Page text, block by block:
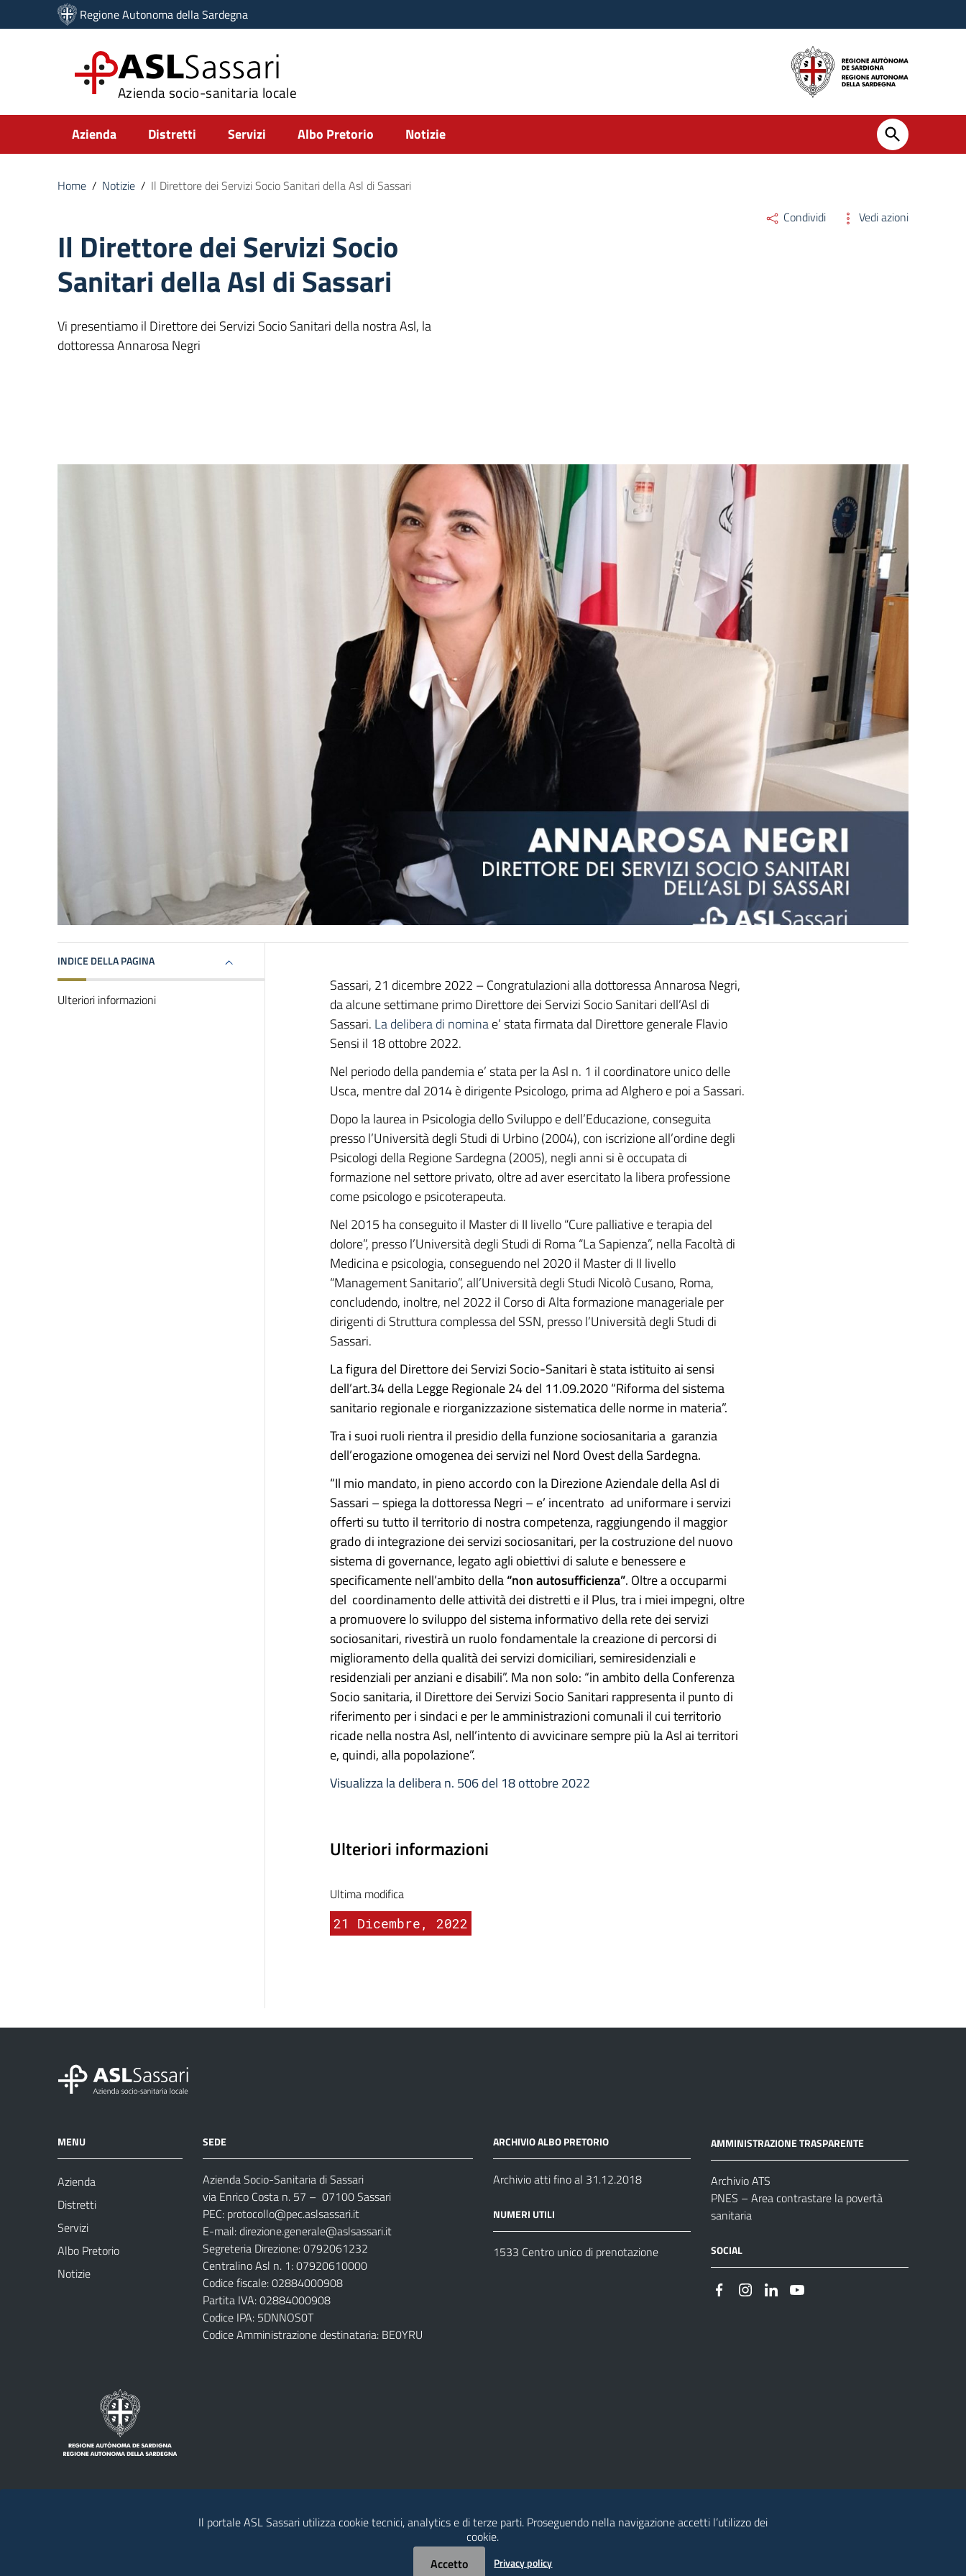
Vai ai contenuti
Vai al menu di navigazione
Regione Autonoma della Sardegna
ASLSassari
Azienda socio-sanitaria locale
Submenu
Azienda Distretti Servizi Albo Pretorio Notizie
Home / Notizie / Il Direttore dei Servizi Socio Sanitari della Asl di Sassari
Il Direttore dei Servizi Socio
Sanitari della Asl di Sassari
Vi presentiamo il Direttore dei Servizi Socio Sanitari della nostra Asl, la
dottoressa Annarosa Negri
Condividi Vedi azioni
INDICE DELLA PAGINA
Ulteriori informazioni
Sassari, 21 dicembre 2022 – Congratulazioni alla dottoressa Annarosa Negri,
da alcune settimane primo Direttore dei Servizi Socio Sanitari dell’Asl di
Sassari. La delibera di nominae’ stata firmata dal Direttore generale Flavio
Sensi il 18 ottobre 2022.
Nel periodo della pandemia e’ stata per la Asl n. 1 il coordinatore unico delle
Usca, mentre dal 2014 è dirigente Psicologo, prima ad Alghero e poi a Sassari.
Dopo la laurea in Psicologia dello Sviluppo e dell’Educazione, conseguita
presso l’Università degli Studi di Urbino (2004), con iscrizione all’ordine degli
Psicologi della Regione Sardegna (2005), negli anni si è occupata di
formazione nel settore privato, oltre ad aver esercitato la libera professione
come psicologo e psicoterapeuta.
Nel 2015 ha conseguito il Master di II livello “Cure palliative e terapia del
dolore”, presso l’Università degli Studi di Roma “La Sapienza”, nella Facoltà di
Medicina e psicologia, conseguendo nel 2020 il Master di II livello
“Management Sanitario”, all’Università degli Studi Nicolò Cusano, Roma,
concludendo, inoltre, nel 2022 il Corso di Alta formazione manageriale per
dirigenti di Struttura complessa del SSN, presso l’Università degli Studi di
Sassari.
La figura del Direttore dei Servizi Socio-Sanitari è stata istituito ai sensi
dell’art.34 della Legge Regionale 24 del 11.09.2020 “Riforma del sistema
sanitario regionale e riorganizzazione sistematica delle norme in materia”.
Tra i suoi ruoli rientra il presidio della funzione sociosanitaria a garanzia
dell’erogazione omogenea dei servizi nel Nord Ovest della Sardegna.
“Il mio mandato, in pieno accordo con la Direzione Aziendale della Asl di
Sassari – spiega la dottoressa Negri – e’ incentrato ad uniformare i servizi
offerti su tutto il territorio di nostra competenza, raggiungendo il maggior
grado di integrazione dei servizi sociosanitari, per la costruzione del nuovo
sistema di governance, legato agli obiettivi di salute e benessere e
specificamente nell’ambito della“non autosufficienza”. Oltre a occuparmi
del coordinamento delle attività dei distretti e il Plus, tra i miei impegni, oltre
a promuovere lo sviluppo del sistema informativo della rete dei servizi
sociosanitari, rivestirà un ruolo fondamentale la creazione di percorsi di
miglioramento della qualità dei servizi domiciliari, semiresidenziali e
residenziali per anziani e disabili”. Ma non solo: “in ambito della Conferenza
Socio sanitaria, il Direttore dei Servizi Socio Sanitari rappresenta il punto di
riferimento per i sindaci e per le amministrazioni comunali il cui territorio
ricade nella nostra Asl, nell’intento di avvicinare sempre più la Asl ai territori
e, quindi, alla popolazione”.
Visualizza la delibera n. 506 del 18 ottobre 2022
Ulteriori informazioni
Ultima modifica
21 Dicembre, 2022
MENU
Azienda
Distretti
Servizi
Albo Pretorio
Notizie
SEDE
Azienda Socio-Sanitaria di Sassari
via Enrico Costa n. 57 – 07100 Sassari
PEC: protocollo@pec.aslsassari.it
E-mail:direzione.generale@aslsassari.it
Segreteria Direzione: 0792061232
Centralino Asl n. 1: 07920610000
Codice fiscale: 02884000908
Partita IVA: 02884000908
Codice IPA: 5DNNOS0T
Codice Amministrazione destinataria: BE0YRU
ARCHIVIO ALBO PRETORIO
Archivio atti fino al 31.12.2018
NUMERI UTILI
1533 Centro unico di prenotazione
AMMINISTRAZIONE TRASPARENTE
Archivio ATS
PNES – Area contrastare la povertà
sanitaria
SOCIAL
Privacy policy Contatti della ASL
Il portale ASL Sassari utilizza cookie tecnici, analytics e di terze parti. Proseguendo nella navigazione accetti l’utilizzo dei
cookie.
Accetto
Privacy policy